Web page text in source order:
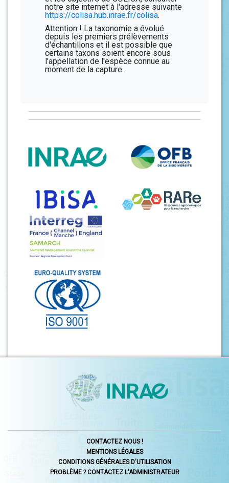
notre site internet à l'adresse suivante
https://colisa.hub.inrae.fr/colisa.
Attention ! La taxonomie a évolué
depuis les premiers prélèvements
d'échantillons et il est possible que
certains taxons soient encore sous
l'appellation de l'espèce connue au
moment de la capture.
CONTACTEZ NOUS !
MENTIONS LÉGALES
CONDITIONS GÉNÉRALES D'UTILISATION
PROBLÈME ? CONTACTEZ L'ADMINISTRATEUR